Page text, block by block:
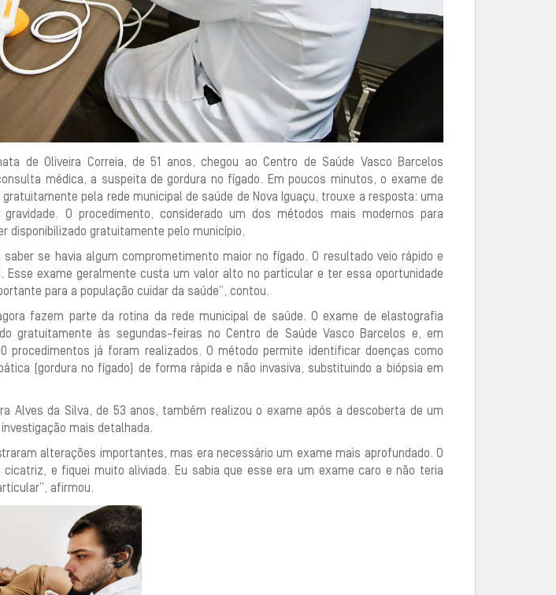
de Oliveira Correia, de 51 anos, chegou ao Centro de Saúde Vasco Barcelos
médica, a suspeita de gordura no fígado. Em poucos minutos, o exame de
pela rede municipal de saúde de Nova Iguaçu, trouxe a resposta: uma
O procedimento, considerado um dos métodos mais modernos para
disponibilizado gratuitamente pelo município.
saber se havia algum comprometimento maior no fígado. O resultado veio rápido e
Esse exame geralmente custa um valor alto no particular e ter essa oportunidade
para a população cuidar da saúde”, contou.
fazem parte da rotina da rede municipal de saúde. O exame de elastografia
gratuitamente às segundas-feiras no Centro de Saúde Vasco Barcelos e, em
procedimentos já foram realizados. O método permite identificar doenças como
(gordura no fígado) de forma rápida e não invasiva, substituindo a biópsia em
Alves da Silva, de 53 anos, também realizou o exame após a descoberta de um
mais detalhada.
alterações importantes, mas era necessário um exame mais aprofundado. O
e fiquei muito aliviada. Eu sabia que esse era um exame caro e não teria
afirmou.